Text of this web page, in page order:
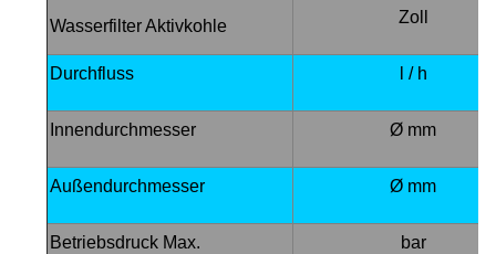
Wasserfilter Aktivkohle Zoll
Durchfluss l / h
Innendurchmesser Ø mm
Außendurchmesser Ø mm
Betriebsdruck Max. bar